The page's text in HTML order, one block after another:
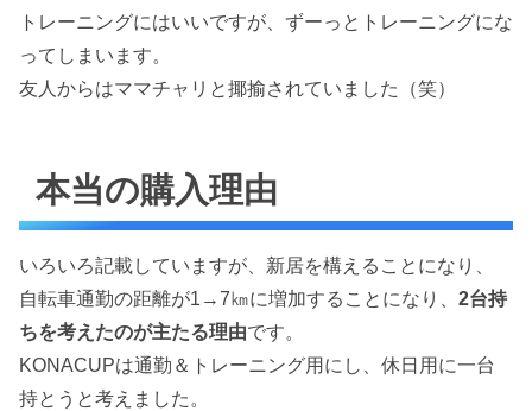
トレーニングにはいいですが、ずーっとトレーニングにな
ってしまいます。
友人からはママチャリと揶揄されていました（笑）
本当の購入理由
いろいろ記載していますが、新居を構えることになり、
自転車通勤の距離が1→7㎞に増加することになり、 2台持
ちを考えたのが主たる理由です。
KONACUPは通勤＆トレーニング用にし、休日用に一台
持とうと考えました。